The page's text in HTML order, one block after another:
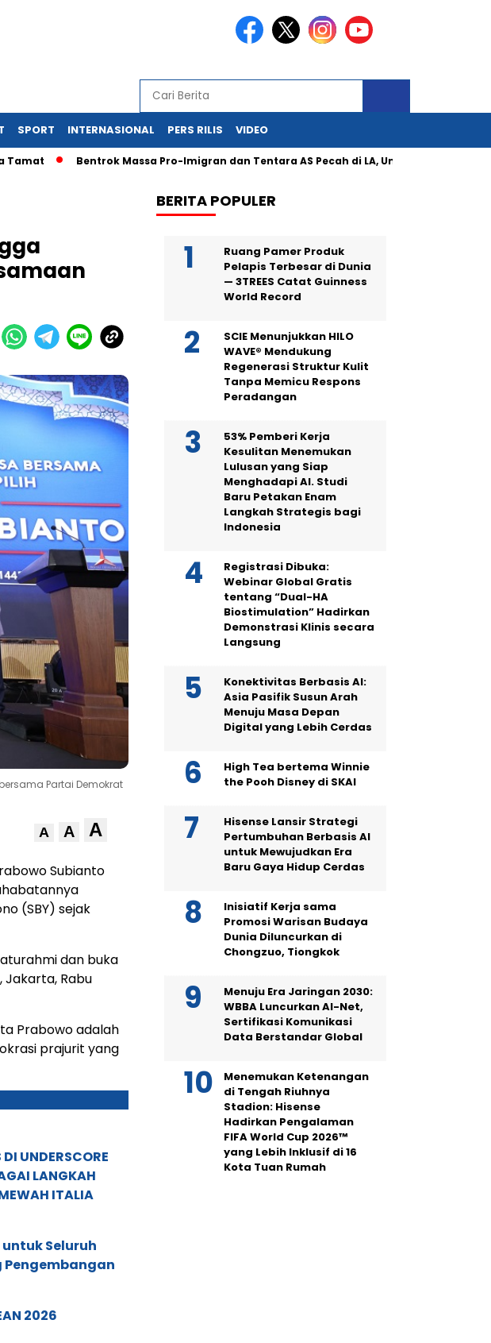
SPORT INTERNASIONAL PERS RILIS VIDEO
Bentrok Massa Pro-Imigran dan Tentara AS Pecah di LA, Unjuk Rasa Damai Dibalas
Partai Demokrat
A A A
Subianto
(SBY) sejak
dan buka
Jakarta, Rabu
Prabowo adalah
prajurit yang
UNDERSCORE
LANGKAH
ITALIA
Seluruh
Pengembangan
2026
BERITA POPULER
Ruang Pamer Produk
Pelapis Terbesar di Dunia
— 3TREES Catat Guinness
World Record
SCIE Menunjukkan HILO
WAVE® Mendukung
Regenerasi Struktur Kulit
Tanpa Memicu Respons
Peradangan
53% Pemberi Kerja
Kesulitan Menemukan
Lulusan yang Siap
Menghadapi AI. Studi
Baru Petakan Enam
Langkah Strategis bagi
Indonesia
Registrasi Dibuka:
Webinar Global Gratis
tentang “Dual-HA
Biostimulation” Hadirkan
Demonstrasi Klinis secara
Langsung
Konektivitas Berbasis AI:
Asia Pasifik Susun Arah
Menuju Masa Depan
Digital yang Lebih Cerdas
High Tea bertema Winnie
the Pooh Disney di SKAI
Hisense Lansir Strategi
Pertumbuhan Berbasis AI
untuk Mewujudkan Era
Baru Gaya Hidup Cerdas
Inisiatif Kerja sama
Promosi Warisan Budaya
Dunia Diluncurkan di
Chongzuo, Tiongkok
Menuju Era Jaringan 2030:
WBBA Luncurkan AI-Net,
Sertifikasi Komunikasi
Data Berstandar Global
Menemukan Ketenangan
di Tengah Riuhnya
Stadion: Hisense
Hadirkan Pengalaman
FIFA World Cup 2026™
yang Lebih Inklusif di 16
Kota Tuan Rumah